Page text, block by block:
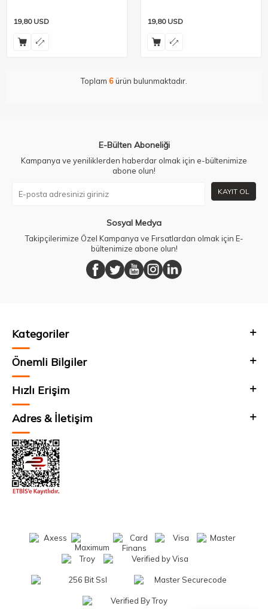
19,80USD 19,80USD
Toplam 6ürün bulunmaktadır.
E-Bülten Aboneliği
Kampanya ve yeniliklerden haberdar olmak için e-bültenimize
abone olun!
KAYIT OL
Sosyal Medya
Takipçilerimize Özel Kampanya ve Fırsatlardan olmak için E-
bültenimize abone olun!
Kategoriler
Önemli Bilgiler
Hızlı Erişim
Adres & İletişim